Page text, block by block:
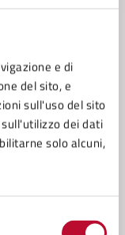
e di
del sito, e
sull'uso del sito
dei dati
solo alcuni,
Pubblica